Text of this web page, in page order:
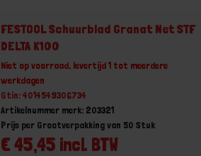
FESTOOL Schuurblad Granat Net STF
DELTA K100
Niet op voorraad, levertijd 1 tot meerdere
werkdagen
Gtin: 4014549306734
Artikelnummer merk: 203321
€ 45,45 incl. BTW
Prijs per Grootverpakking van 50 Stuk